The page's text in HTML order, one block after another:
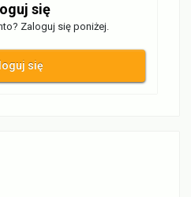
się
Zaloguj się poniżej.
się